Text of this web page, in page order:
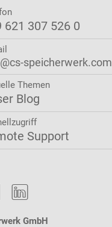

GmbH
621 307 526 0
speicherwerk.com
Themen
Blog
Support